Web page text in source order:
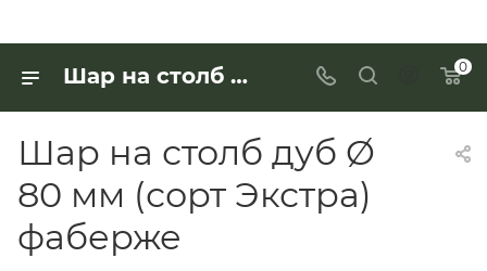
Шар на столб дуб Ø 80 мм (сорт Экстра) фаберже для работы с деревянными изделиями — купить в «Интерьер Дом» 0
Шар на столб дуб Ø
80 мм (сорт Экстра)
фаберже